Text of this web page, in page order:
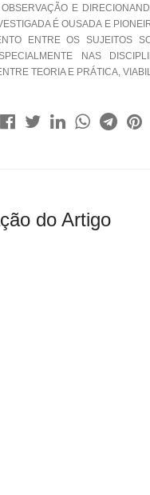
E
É OUSADA E
ENTRE OS SUJEITOS
NAS
TEORIA E PRÁTICA,
do Artigo